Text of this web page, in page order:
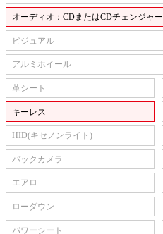
オーディオ：CDまたはCDチェンジャー
ビジュアル
アルミホイール
革シート
キーレス
HID(キセノンライト)
バックカメラ
エアロ
ローダウン
パワーシート